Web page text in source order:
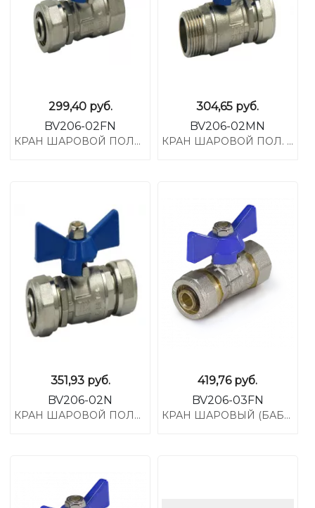
299,40 руб.
BV206-02FN
КРАН ШАРОВОЙ ПОЛН. ПР. 1/2"X 16 Г-Ц БАБОЧКА
304,65 руб.
BV206-02MN
КРАН ШАРОВОЙ ПОЛ. ПР.1/2"X 16 Ш-Ц БАБОЧКА
351,93 руб.
BV206-02N
КРАН ШАРОВОЙ ПОЛН. ПР. 16 Ц-Ц БАБОЧКА
419,76 руб.
BV206-03FN
КРАН ШАРОВЫЙ (БАБОЧКА) ДЛЯ МП ТРУБ ,3/4 ВН *20 ЦАНГА